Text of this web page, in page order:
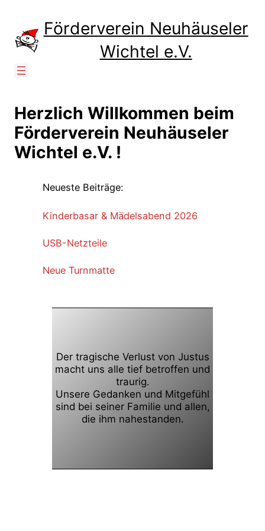
springen Förderverein Neuhäuseler
Wichtel e.V.
Herzlich Willkommen beim
Förderverein Neuhäuseler
Wichtel e.V. !
Neueste Beiträge:
Kinderbasar & Mädelsabend 2026
USB-Netzteile
Neue Turnmatte
Der tragische Verlust von Justus
macht uns alle tief betroffen und
traurig.
Unsere Gedanken und Mitgefühl
sind bei seiner Familie und allen,
die ihm nahestanden.